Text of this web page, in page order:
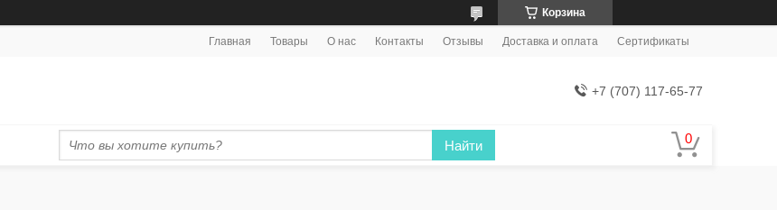
Корзина
Главная Товары О нас Контакты Отзывы Доставка и оплата Сертификаты
+7 (707) 117-65-77
Найти